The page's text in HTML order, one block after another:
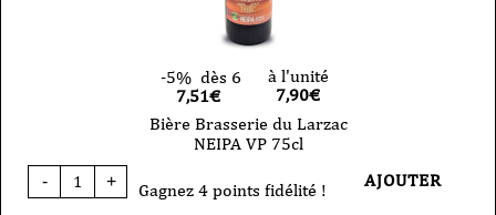
-5% dès 6
7,51€
à l'unité
7,90€
Bière Brasserie du Larzac
NEIPA VP 75cl
-
quantité
de
+ Gagnez 4 points fidélité ! AJOUTER